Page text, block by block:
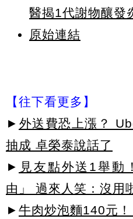
醫揭1代謝物釀發
原始連結
【往下看更多】
► 外送費恐上漲？
抽成 卓榮泰說話了
► 見友點外送1舉動
由」 過來人笑：沒用
► 牛肉炒泡麵140元